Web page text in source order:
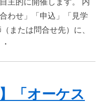
主的に開催します。 内
わせ」「申込」「見学
または問合せ先）に、
「オーケス